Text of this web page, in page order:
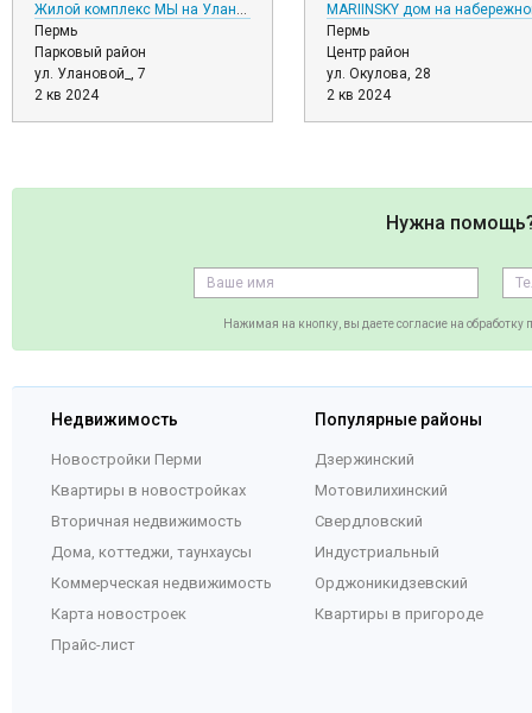
Жилой комплекс МЫ на Улановой,7
Пермь
Парковый район
ул. Улановой_, 7
2 кв 2024
MARIINSKY дом на
Пермь
Центр район
ул. Окулова, 28
2 кв 2024
Нужна
Нажимая на кнопку, вы даете согласие на
Недвижимость
Новостройки Перми
Квартиры в новостройках
Вторичная недвижимость
Дома, коттеджи, таунхаусы
Коммерческая недвижимость
Карта новостроек
Прайс-лист
Популярные районы
Дзержинский
Мотовилихинский
Свердловский
Индустриальный
Орджоникидзевский
Квартиры в пригороде